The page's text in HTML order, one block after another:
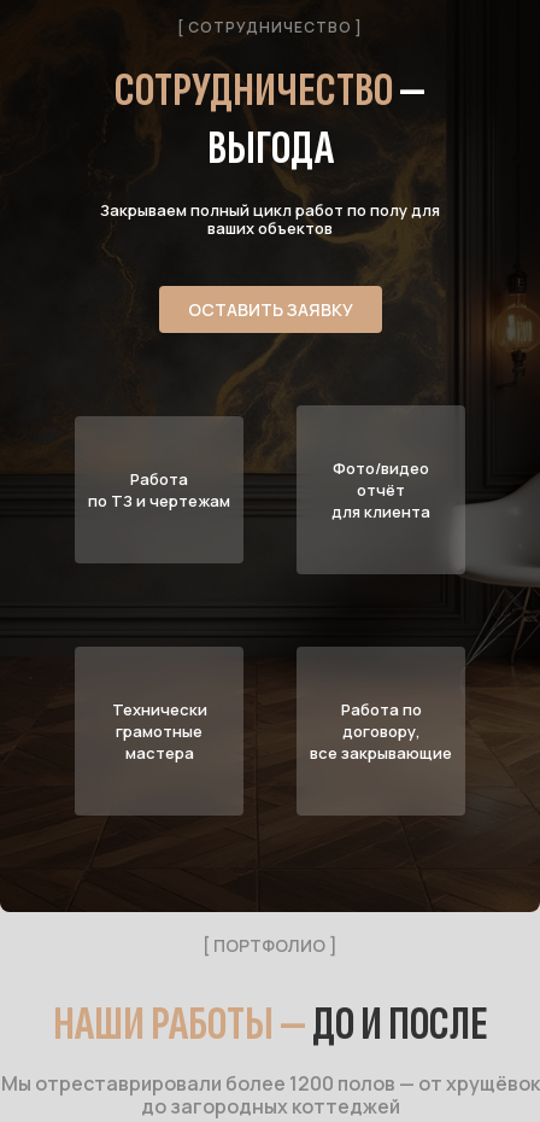
[ СОТРУДНИЧЕСТВО ]
СОТРУДНИЧЕСТВО—
ВЫГОДА
Закрываем полный цикл работ по полу для
ваших объектов
ОСТАВИТЬ ЗАЯВКУ
Работа
по ТЗ и чертежам
Фото/видео
отчёт
для клиента
Технически
грамотные
мастера
Работа по
договору,
все закрывающие
[ ПОРТФОЛИО ]
НАШИ РАБОТЫ —ДО И ПОСЛЕ
Мы отреставрировали более 1200 полов — от хрущёвок
до загородных коттеджей